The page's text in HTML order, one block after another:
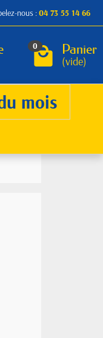
nous :04 73 55 14 66
0 Panier
(vide)
mois